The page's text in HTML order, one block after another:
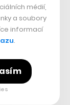
médií,
a soubory
informací
.